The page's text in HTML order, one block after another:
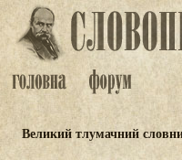
Великий тлумачний